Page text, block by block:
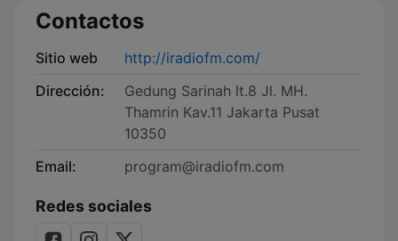
Contactos
Sitio web
http://iradiofm.com/
Dirección:
Gedung Sarinah lt.8 Jl. MH.
Thamrin Kav.11 Jakarta Pusat
10350
Email:
program@iradiofm.com
Redes sociales